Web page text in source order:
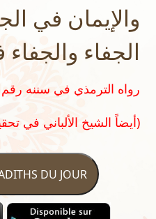
والإيمان في
الجفاء والجفاء
أيضاً الشيخ الألباني في تحقيق سنن الترمذي)
DU JOUR